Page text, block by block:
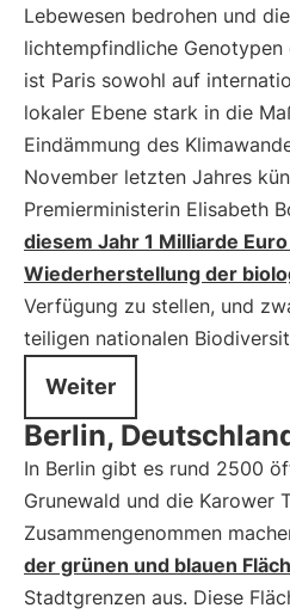
Lebewesen bedrohen und
lichtempfindliche Genotypen
ist Paris sowohl auf
lokaler Ebene stark in die
Eindämmung des
November letzten Jahres
Premierministerin Elisabeth
diesem Jahr 1 Milliarde
Wiederherstellung der
Verfügung zu stellen, und
teiligen nationalen
Weiter
Berlin,
In Berlin gibt es rund 2500
Grunewald und die Karower
Zusammengenommen
der grünen und blauen
Stadtgrenzen aus. Diese